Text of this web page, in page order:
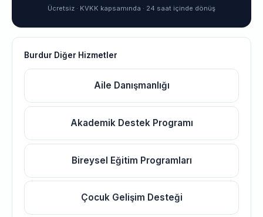
Ücretsiz · KVKK kapsamında · 24 saat içinde dönüş
Burdur Diğer Hizmetler
Aile Danışmanlığı
Akademik Destek Programı
Bireysel Eğitim Programları
Çocuk Gelişim Desteği